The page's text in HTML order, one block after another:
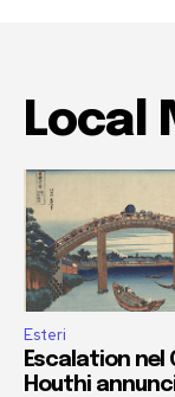
Local
Esteri
Escalation nel
Houthi